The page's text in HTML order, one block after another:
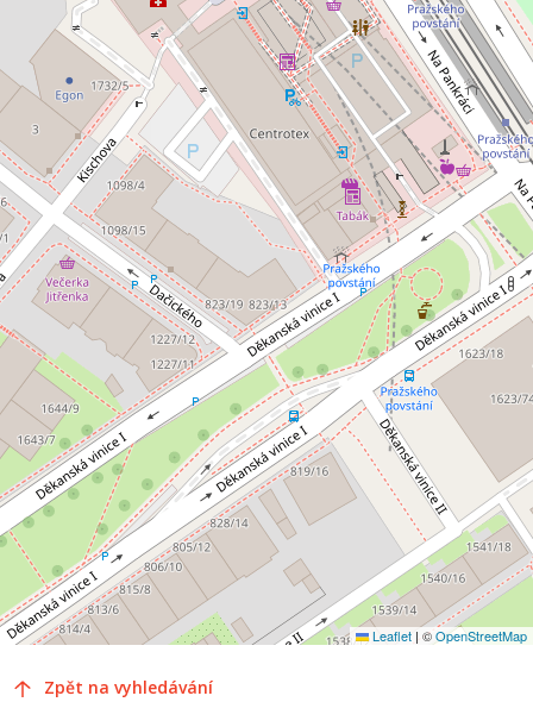
Leaflet | ©OpenStreetMap
Zpět na vyhledávání